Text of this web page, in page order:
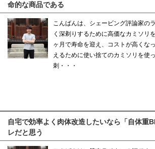
命的な商品である
こんばんは、シェービング評論家の
く深剃りするために高価なカミソリ
ヶ月で寿命を迎え、コストが高くな
えるために使い捨てのカミソリを使
刺・・・
自宅で効率よく肉体改造したいなら「自体重
レだと思う